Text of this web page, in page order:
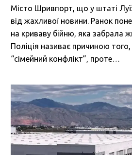
Місто Шривпорт, що у штаті
від жахливої новини. Ранок
на криваву бiйню, яка забрала
Поліція називає причиною
“сімейний конфлікт”, проте…